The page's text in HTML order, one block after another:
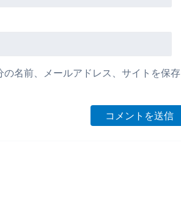
名前、メールアドレス、サイトを保存